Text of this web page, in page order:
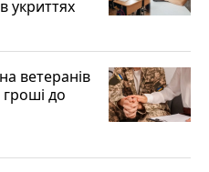
укриттях
ветеранів
гроші до